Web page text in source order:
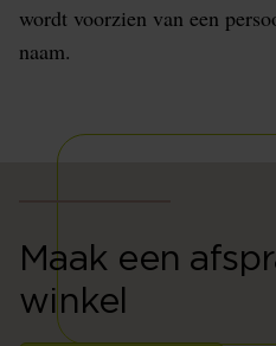
wordt voorzien van een
naam.
Maak een
winkel